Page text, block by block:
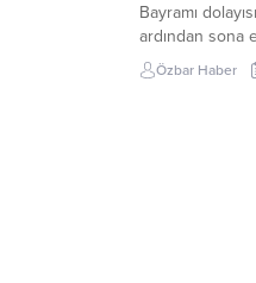
Bayramı
ardından sona
Yazıcı, Tuzlalı
Gençlik ve Spor
Özbar Haber